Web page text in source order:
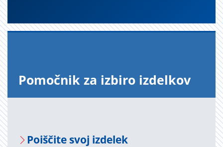
Po­moč­nik za iz­bi­ro iz­del­kov
Po­i­šči­te svoj iz­de­lek